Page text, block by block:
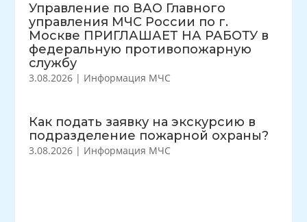
Управление по ВАО Главного
управления МЧС России по г.
Москве ПРИГЛАШАЕТ НА РАБОТУ в
федеральную противопожарную
службу
3.08.2026 | Информация МЧС
Как подать заявку на экскурсию в
подразделение пожарной охраны?
3.08.2026 | Информация МЧС